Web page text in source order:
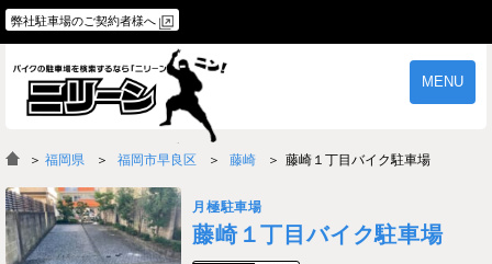
弊社駐車場のご契約者様へ
MENU
物件一覧 ご契約の流れ
よくあるご質問
＞ 福岡県 福岡市早良区 藤崎 藤崎１丁目バイク駐車場
月極駐車場
藤崎１丁目バイク駐車場